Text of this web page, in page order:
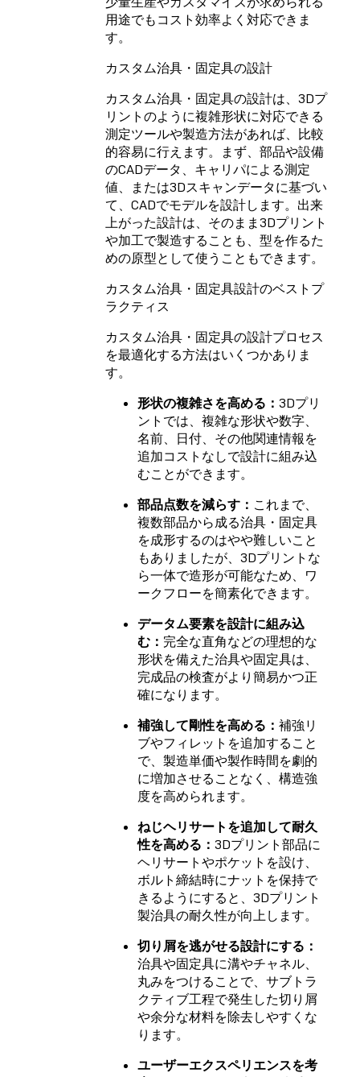
用途でもコスト効率よく対応できま
す。
カスタム治具・固定具の設計
カスタム治具・固定具の設計は、3Dプ
リントのように複雑形状に対応できる
測定ツールや製造方法があれば、比較
的容易に行えます。まず、部品や設備
のCADデータ、キャリパによる測定
値、または3Dスキャンデータに基づい
て、CADでモデルを設計します。出来
上がった設計は、そのまま3Dプリント
や加工で製造することも、型を作るた
めの原型として使うこともできます。
カスタム治具・固定具設計のベストプ
ラクティス
カスタム治具・固定具の設計プロセス
を最適化する方法はいくつかありま
す。
形状の複雑さを高める： 3Dプリ
ントでは、複雑な形状や数字、
名前、日付、その他関連情報を
追加コストなしで設計に組み込
むことができます。
部品点数を減らす： これまで、
複数部品から成る治具・固定具
を成形するのはやや難しいこと
もありましたが、3Dプリントな
ら一体で造形が可能なため、ワ
ークフローを簡素化できます。
データム要素を設計に組み込
む： 完全な直角などの理想的な
形状を備えた治具や固定具は、
完成品の検査がより簡易かつ正
確になります。
補強して剛性を高める： 補強リ
ブやフィレットを追加すること
で、製造単価や製作時間を劇的
に増加させることなく、構造強
度を高められます。
ねじヘリサートを追加して耐久
性を高める： 3Dプリント部品に
ヘリサートやポケットを設け、
ボルト締結時にナットを保持で
きるようにすると、3Dプリント
製治具の耐久性が向上します。
切り屑を逃がせる設計にする：
治具や固定具に溝やチャネル、
丸みをつけることで、サブトラ
クティブ工程で発生した切り屑
や余分な材料を除去しやすくな
ります。
ユーザーエクスペリエンスを考